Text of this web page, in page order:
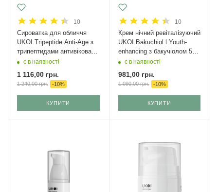
10
Сироватка для обличчя
UKOI Tripeptide Anti-Age з
трипептидами антивікова
30 мл
є в наявності
1 116,00 грн.
1 240,00грн. -10%
КУПИТИ
10
Крем нічний ревіталізуючий
UKOI Bakuchiol l Youth-
enhancing з бакучіолом 50
млє в наявності
981,00грн.
1 090,00грн. -10%
КУПИТИ